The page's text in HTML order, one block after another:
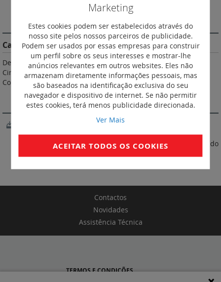
DESCRIÇÃO
Características do Produto
De acordo com a norma EN 50085-2-3. Material: PVC M1. Cor:
Cinzenta RAL 7030. Perfurações laterais com passo de 10 mm.
Comprimento: 2 m.
SOFTWARE
* Preço referente à tabela 05/2026. IVA não incluído
Contactos
Novidades
Assistência Técnica
Marketing
Estes cookies podem ser estabelecidos através do
nosso site pelos nossos parceiros de publicidade.
Podem ser usados por essas empresas para construir
um perfil sobre os seus interesses e mostrar-lhe
anúncios relevantes em outros websites. Eles não
armazenam diretamente informações pessoais, mas
são baseados na identificação exclusiva do seu
navegador e dispositivo de internet. Se não permitir
estes cookies, terá menos publicidade direcionada.
Ver Mais
ACEITAR TODOS OS COOKIES
TERMOS E CONDIÇÕES